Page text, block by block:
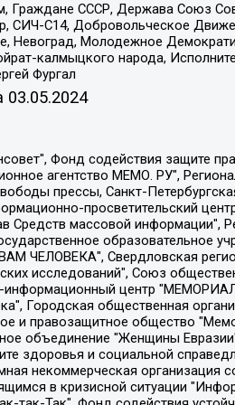
СССР, Держава Союз
СИЧ-С14, Добровольческое
Невоград, Молодежное
калмыцкого народа,
Фургал
03.05.2024
ответственностью "Ромашки монолит", Важенков Артем Валерьевич, Ивановская областная общественная организация "Центр гендерных исследований", Гурман Юрий Альбертович, Медиапроект "ОВД-Инфо", Егоров Владимир Владимирович, Жилинский Владимир Александрович, Общество с ограниченной ответственностью "ЗП", Иванова София Юрьевна, Карезина Инна Павловна, Кильтау Екатерина Викторовна, Петров Алексей Викторович, Пискунов Сергей Евгеньевич, Смирнов Сергей Сергеевич, Тихонов Михаил Сергеевич, Общество с ограниченной ответственностью "ЖУРНАЛИСТ-ИНОСТРАННЫЙ АГЕНТ", Арапова Галина Юрьевна, Вольтская Татьяна Анатольевна, Американская компания "Mason G.E.S. Anonymous Foundation" (США), являющаяся владельцем интернет-издания https://mnews.world/, Компания "Stichting Bellingcat", зарегистрированная в Нидерландах (дата регистрации 11.07.2018), Захаров Андрей Вячеславович, Клепиковская Екатерина Дмитриевна, Общество с ограниченной ответственностью "МЕМО", Перл Роман Александрович, Симонов Евгений Алексеевич, Соловьева Елена Анатольевна, Сотников Даниил Владимирович, Сурначева Елизавета Дмитриевна, Автономная некоммерческая организация по защите прав человека и информированию населения "Якутия – Наше Мнение", Общество с ограниченной ответственностью "Москоу диджитал медиа", с 26.01.2023 Общество с ограниченной ответственностью "Чайка Белые сады", Ветошкина Валерия Валерьевна, Заговора Максим Александрович, Межрегиональное общественное движение "Российская ЛГБТ - сеть", Оленичев Максим Владимирович, Павлов Иван Юрьевич, Скворцова Елена Сергеевна, Общество с ограниченной ответственностью "Как бы инагент", Кочетков Игорь Викторович, Общество с ограниченной ответственностью "Честные выборы", Еланчик Олег Александрович, Общество с ограниченной ответственностью "Нобелевский призыв", Гималова Регина Эмилевна, Григорьев Андрей Валерьевич, Григорьева Алина Александровна, Ассоциация по содействию защите прав призывников, альтернативнослужащих и военнослужащих "Правозащитная группа